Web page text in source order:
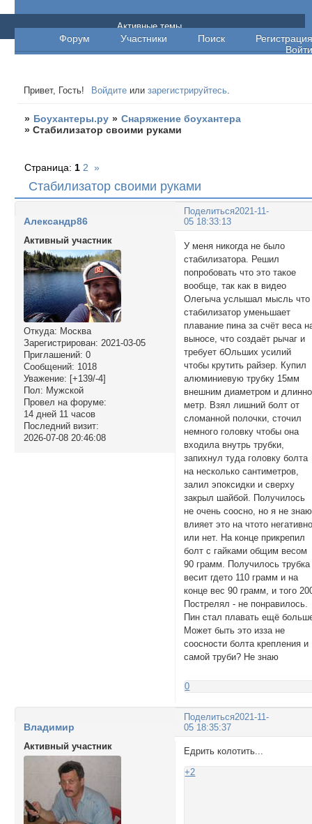
Боухантеры.ру
Форум Участники Поиск
Регистрация
Войти
Активные темы
Привет, Гость! Войдите илизарегистрируйтесь.
» Боухантеры.ру » Снаряжение боухантера
»Стабилизатор своими руками
Стабилизатор своими руками
Страница: 1 2 »
Поделиться2021-11-
05 18:33:13
Александр86
Активный участник
Откуда: Москва
Зарегистрирован: 2021-03-05
Приглашений: 0
Сообщений: 1018
Уважение: [+139/-4]
Пол: Мужской
Провел на форуме:
14 дней 11 часов
Последний визит:
2026-07-08 20:46:08
У меня никогда не было
стабилизатора. Решил
попробовать что это такое
вообще, так как в видео
Олегыча услышал мысль что
стабилизатор уменьшает
плавание пина за счёт веса
выносе, что создаёт рычаг и
требует бОльших усилий
чтобы крутить райзер. Купил
алюминиевую трубку 15мм
внешним диаметром и
метр. Взял лишний болт от
сломанной полочки, сточил
немного головку чтобы она
входила внутрь трубки,
запихнул туда головку болта
на несколько сантиметров,
залил эпоксидки и сверху
закрыл шайбой. Получилось
не очень соосно, но я не знаю
влияет это на чтото
или нет. На конце прикрепил
болт с гайками общим весом
90 грамм. Получилось трубка
весит гдето 110 грамм и на
конце вес 90 грамм, и того
Пострелял - не понравилось.
Пин стал плавать ещё
Может быть это изза не
соосности болта крепления и
самой труби? Не знаю
0
Поделиться2021-11-
05 18:35:37
Владимир
Активный участник
Едрить колотить...
+2